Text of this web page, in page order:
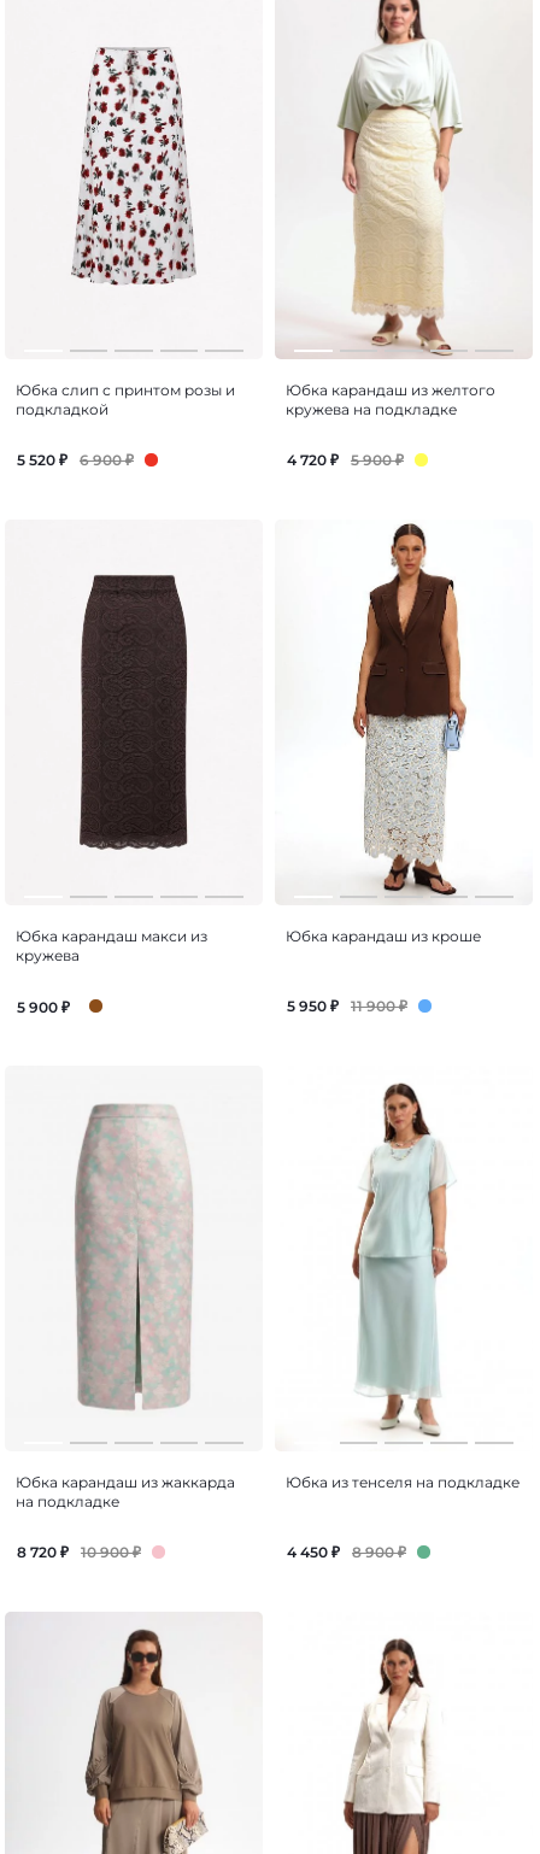
Юбка слип с принтом розы и
подкладкой
5 520 ₽ 6 900₽
Юбка карандаш из желтого
кружева на подкладке
4 720 ₽ 5 900₽
Юбка карандаш макси из
кружева
5 900 ₽
Юбка карандаш из кроше
5 950 ₽ 11 900₽
Юбка карандаш из жаккарда
на подкладке
8 720 ₽ 10 900₽
Юбка из тенселя на подкладке
4 450 ₽ 8 900₽